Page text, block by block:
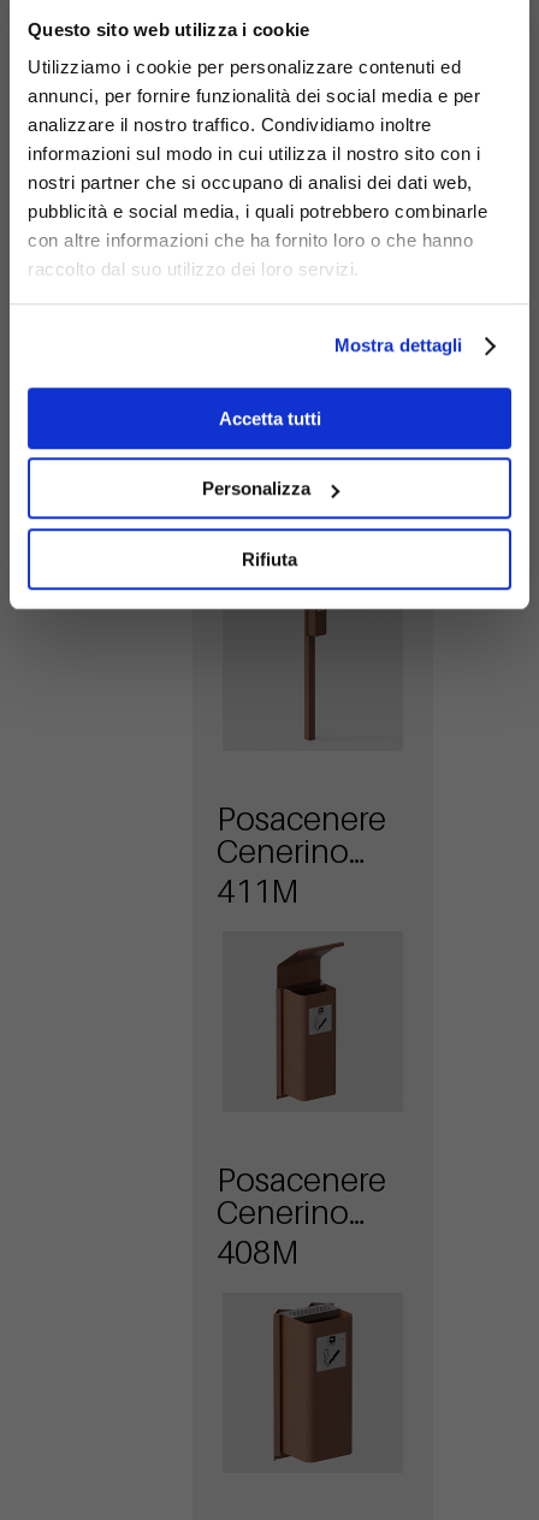
Questo sito web utilizza i cookie
Utilizziamo i cookie per personalizzare contenuti ed
annunci, per fornire funzionalità dei social media e per
analizzare il nostro traffico. Condividiamo inoltre
informazioni sul modo in cui utilizza il nostro sito con i
nostri partner che si occupano di analisi dei dati web,
pubblicità e social media, i quali potrebbero combinarle
con altre informazioni che ha fornito loro o che hanno
raccolto dal suo utilizzo dei loro servizi.
Mostra dettagli
Accetta tutti
Personalizza
Rifiuta
Prodotti
Correlati
Ecco un'area
dedicata a una
selezione di
prodotti pensati
per arricchire e
completare la tua
Posacenere
Cenerino
con attacco
su palo
esistente
408
Posacenere
Cenerino
con
coperchio e
colonnino
411-bis
Posacenere
Cenerino
con
attacco a
muro
411M
Posacenere
Cenerino
con attacco a
408M